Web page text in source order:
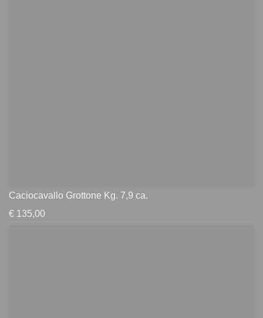
Caciocavallo Grottone Kg. 7,9 ca.
€ 135,00